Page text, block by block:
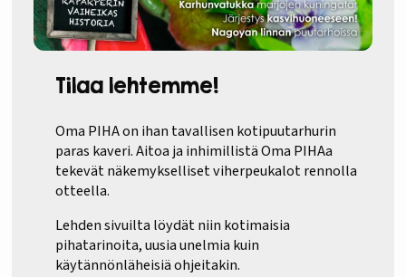
Tilaa lehtemme!
Oma PIHA on ihan tavallisen kotipuutarhurin
paras kaveri. Aitoa ja inhimillistä Oma PIHAa
tekevät näkemykselliset viherpeukalot rennolla
otteella.
Lehden sivuilta löydät niin kotimaisia
pihatarinoita, uusia unelmia kuin
käytännönläheisiä ohjeitakin.